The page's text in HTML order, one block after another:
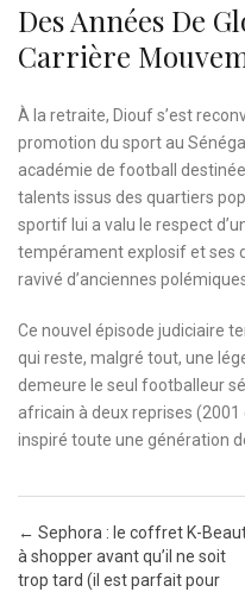
Des Années De
Carrière
À la retraite, Diouf s’est
promotion du sport au
académie de football
talents issus des quartiers
sportif lui a valu le respect
tempérament explosif et ses
ravivé d’anciennes
Ce nouvel épisode judiciaire
qui reste, malgré tout, une
demeure le seul footballeur
africain à deux reprises
inspiré toute une génération
Post navigation
← Sephora : le coffret K-
à shopper avant qu’il ne soit
trop tard (il est parfait pour